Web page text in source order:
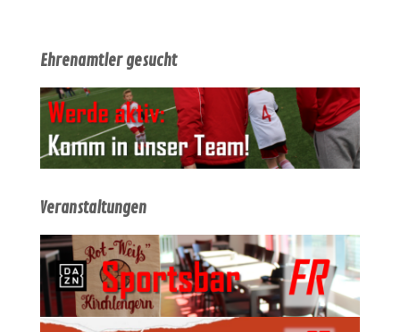
Ehrenamtler gesucht
Veranstaltungen